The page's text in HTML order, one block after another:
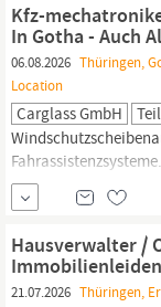
Kfz-
In Gotha - Auch
06.08.2026 Thüringen,
Location
Carglass GmbH
Auftragsannahme bis
ergänzen deinen
Auftragserfassung,
Bestellung. Du
Hausverwalter /
21.07.2026 Thüringen,